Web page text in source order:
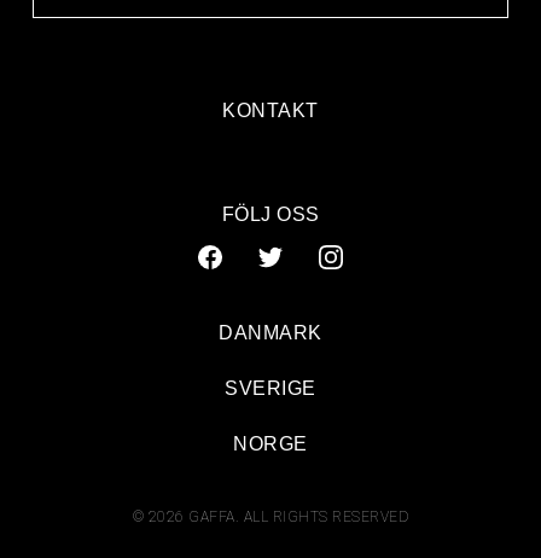
KONTAKT
FÖLJ OSS
© 2026 GAFFA. ALL RIGHTS RESERVED
DANMARK
SVERIGE
NORGE